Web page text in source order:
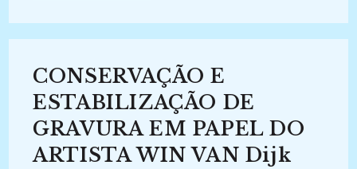
(2023-
CONSERVAÇÃO E
ESTABILIZAÇÃO DE
GRAVURA EM PAPEL DO
ARTISTA WIN VAN Dijk